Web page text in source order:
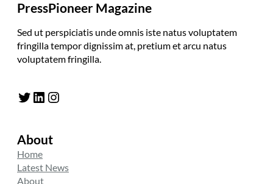
PressPioneer Magazine
Sed ut perspiciatis unde omnis iste natus voluptatem
fringilla tempor dignissim at, pretium et arcu natus
voluptatem fringilla.
Twitter LinkedIn Instagram
About
Home
Latest News
About